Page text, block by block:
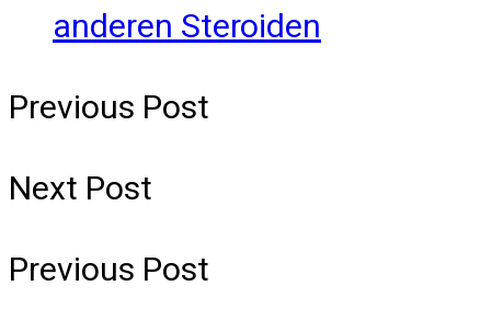
anderen Steroiden
Previous Post
Next Post
Previous Post